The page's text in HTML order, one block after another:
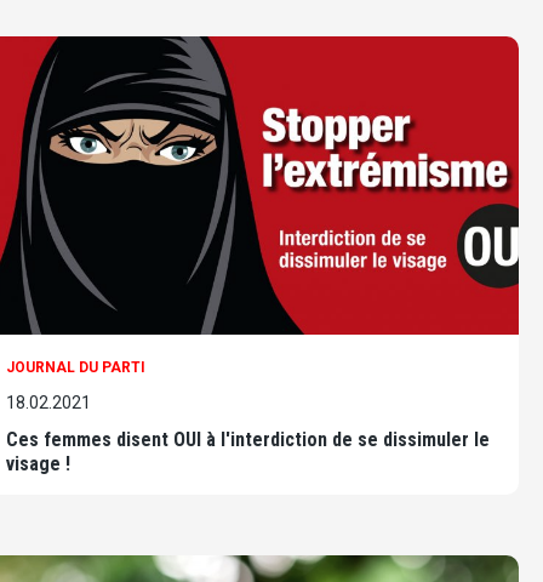
JOURNAL DU PARTI
18.02.2021
Ces femmes disent OUI à l'interdiction de se dissimuler le
visage !